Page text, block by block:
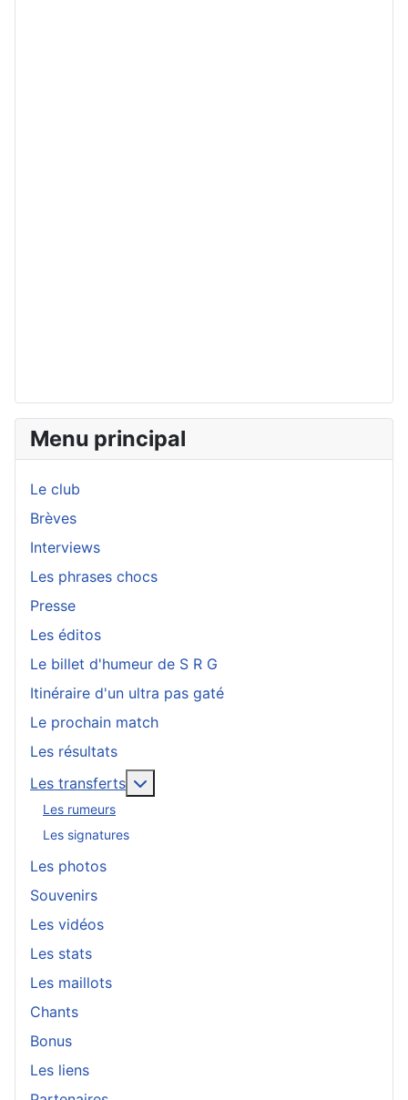
Menu principal
Le club
Brèves
Interviews
Les phrases chocs
Presse
Les éditos
Le billet d'humeur de S R G
Itinéraire d'un ultra pas gaté
Le prochain match
Les résultats
Les transferts
Les rumeurs
Les signatures
Les photos
Souvenirs
Les vidéos
Les stats
Les maillots
Chants
Bonus
Les liens